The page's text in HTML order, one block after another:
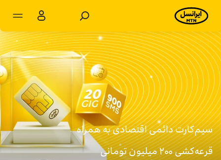
محصولات
خدمات
پشتیبانی
مشترکان شخصی مشترکان سازمانی
سیم‌کارت دائمی اقتصادی به همراه
قرعه‌کشی ۲۰۰ میلیون تومانی